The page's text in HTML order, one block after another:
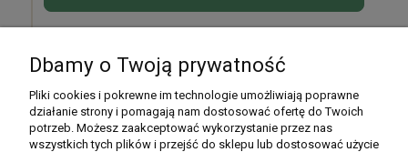
Moje konto
Dbamy o Twoją prywatność
Pliki cookies i pokrewne im technologie umożliwiają poprawne
działanie strony i pomagają nam dostosować ofertę do Twoich
potrzeb. Możesz zaakceptować wykorzystanie przez nas
wszystkich tych plików i przejść do sklepu lub dostosować użycie